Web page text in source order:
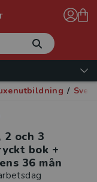
/
2 och 3
bok +
36 mån